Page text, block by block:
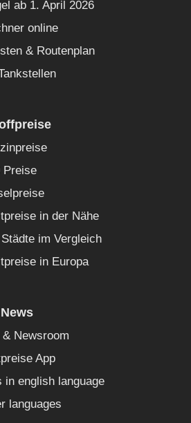
ab 1. April 2026
online
& Routenplan
Preise
in der Nähe
Städte im Vergleich
in Europa
& Newsroom
App
in english language
languages